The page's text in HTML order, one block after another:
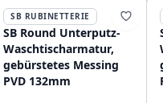
SB RUBINETTERIE
SB Round Unterputz-
Waschtischarmatur,
gebürstetes Messing
PVD 132mm